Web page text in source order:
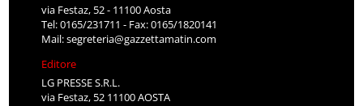
via Festaz, 52 - 11100 Aosta
Tel: 0165/231711 - Fax: 0165/1820141
Mail:segreteria@gazzettamatin.com
Editore
LG PRESSE S.R.L.
via Festaz, 52 11100 AOSTA